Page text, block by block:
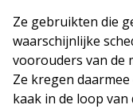
Ze gebruikten die
waarschijnlijke
voorouders van de
Ze kregen
kaak in de loop